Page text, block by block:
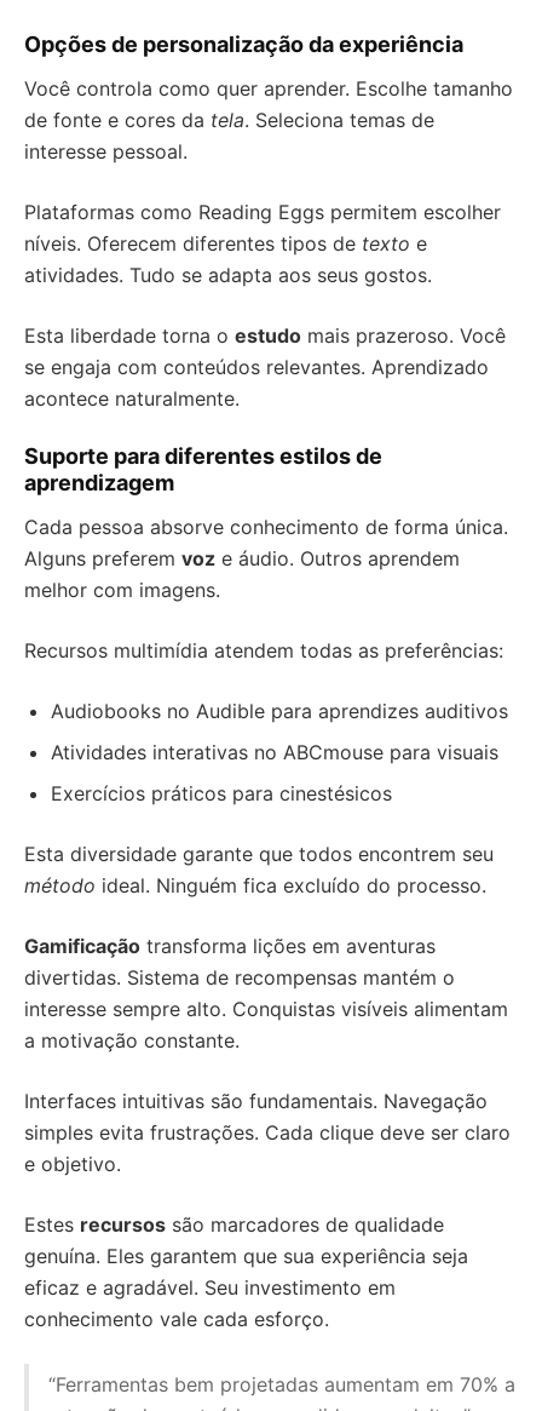
Opções de personalização da experiência
Você controla como quer aprender. Escolhe tamanho
de fonte e cores da tela. Seleciona temas de
interesse pessoal.
Plataformas como Reading Eggs permitem escolher
níveis. Oferecem diferentes tipos de texto e
atividades. Tudo se adapta aos seus gostos.
Esta liberdade torna o estudo mais prazeroso. Você
se engaja com conteúdos relevantes. Aprendizado
acontece naturalmente.
Suporte para diferentes estilos de
aprendizagem
Cada pessoa absorve conhecimento de forma única.
Alguns preferem voz e áudio. Outros aprendem
melhor com imagens.
Recursos multimídia atendem todas as preferências:
Audiobooks no Audible para aprendizes auditivos
Atividades interativas no ABCmouse para visuais
Exercícios práticos para cinestésicos
Esta diversidade garante que todos encontrem seu
método ideal. Ninguém fica excluído do processo.
Gamificação transforma lições em aventuras
divertidas. Sistema de recompensas mantém o
interesse sempre alto. Conquistas visíveis alimentam
a motivação constante.
Interfaces intuitivas são fundamentais. Navegação
simples evita frustrações. Cada clique deve ser claro
e objetivo.
Estes recursos são marcadores de qualidade
genuína. Eles garantem que sua experiência seja
eficaz e agradável. Seu investimento em
conhecimento vale cada esforço.
“Ferramentas bem projetadas aumentam em 70% a